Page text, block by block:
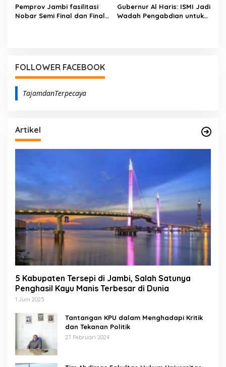
Pemprov Jambi fasilitasi
Nobar Semi Final dan Final
Gubernur Al Haris: ISMI Jadi
Wadah Pengabdian untuk
FOLLOWER FACEBOOK
TajamdanTerpecaya
Artikel
5 Kabupaten Tersepi di Jambi, Salah Satunya
Penghasil Kayu Manis Terbesar di Dunia
1 Juni 2025
Tantangan KPU dalam Menghadapi Kritik
dan Tekanan Politik
27 Februari 2024